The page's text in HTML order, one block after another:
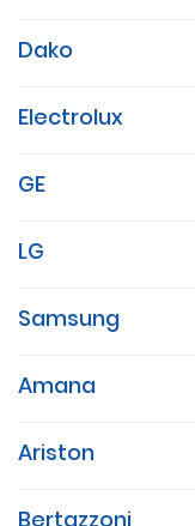
Dako
Electrolux
GE
LG
Samsung
Amana
Ariston
Bertazzoni